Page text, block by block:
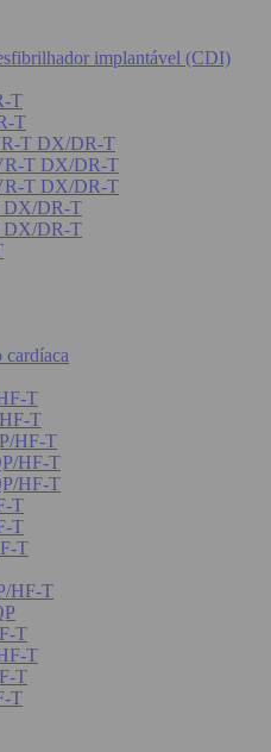
implantável (CDI)
T
T
T DX/DR-T
T DX/DR-T
T DX/DR-T
DX/DR-T
DX/DR-T
cardíaca
T
T
HF-T
HF-T
HF-T
T
T
T
HF-T
T
T
T
T